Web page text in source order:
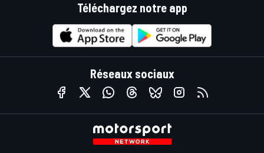
Téléchargez notre app
Réseaux sociaux